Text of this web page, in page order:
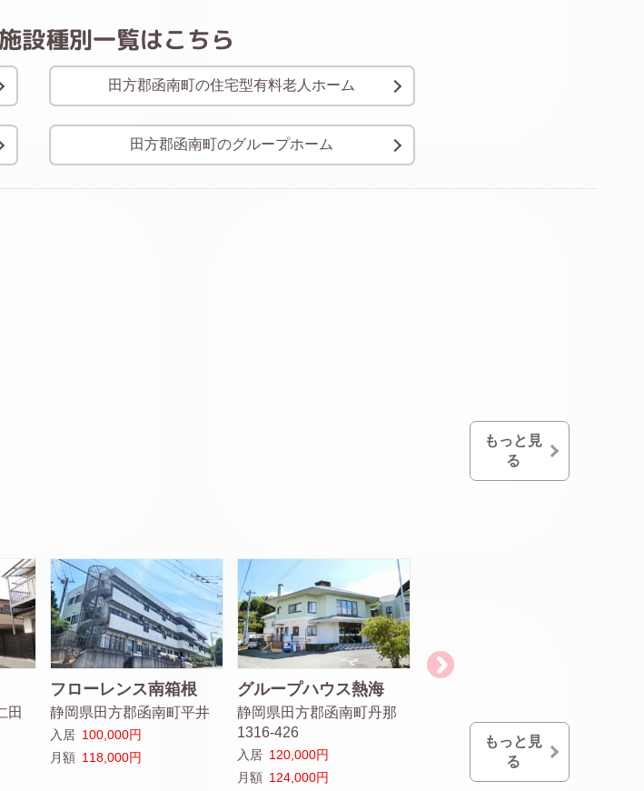
設種別一覧はこちら
田方郡函南町の住宅型有料老人ホーム
田方郡函南町のグループホーム
もっと見
る
田
フローレンス南箱根
静岡県田方郡函南町平井
入居 100,000円
月額 118,000円
グループハウス熱海
静岡県田方郡函南町丹那
1316-426
入居 120,000円
月額 124,000円
町平井1193-1
114,000円
もっと見
る